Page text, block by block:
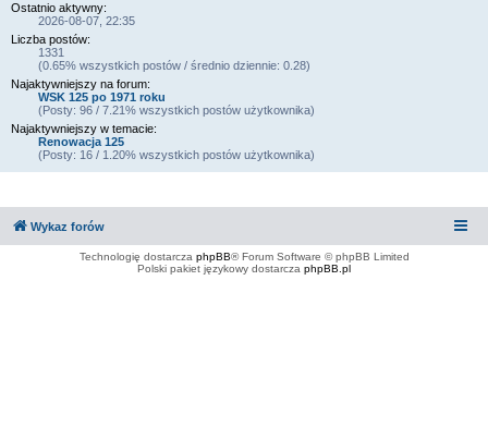
Ostatnio aktywny:
2026-08-07, 22:35
Liczba postów:
1331
(0.65% wszystkich postów / średnio dziennie: 0.28)
Najaktywniejszy na forum:
WSK 125 po 1971 roku
(Posty: 96 / 7.21% wszystkich postów użytkownika)
Najaktywniejszy w temacie:
Renowacja 125
(Posty: 16 / 1.20% wszystkich postów użytkownika)
Wykaz forów
Technologię dostarcza phpBB® Forum Software © phpBB Limited
Polski pakiet językowy dostarcza phpBB.pl